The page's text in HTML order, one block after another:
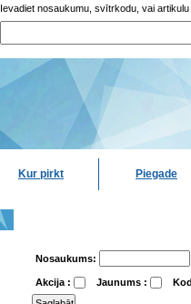
Ievadiet nosaukumu, svītrkodu, vai artikulu
Kur pirkt Piegade
Nosaukums:
Akcija : Jaunums :